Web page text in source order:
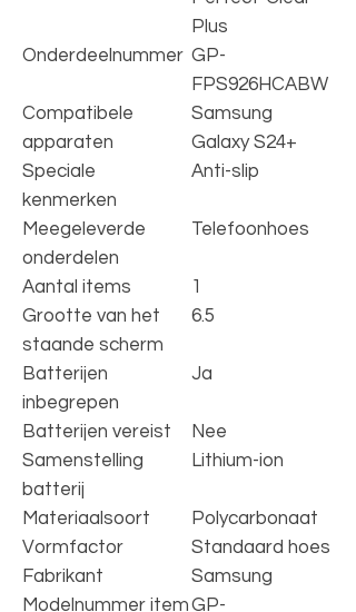
Plus
Onderdeelnummer ‎GP-
FPS926HCABW
Compatibele
apparaten
‎Samsung
Galaxy S24+
Speciale
kenmerken
‎Anti-slip
Meegeleverde
onderdelen
‎Telefoonhoes
Aantal items
‎1
Grootte van het
staande scherm
‎6.5
Batterijen
inbegrepen
‎Ja
Batterijen vereist
‎Nee
Samenstelling
batterij
‎Lithium-ion
Materiaalsoort
‎Polycarbonaat
Vormfactor
‎Standaard hoes
Fabrikant
‎Samsung
Modelnummer item‎GP-